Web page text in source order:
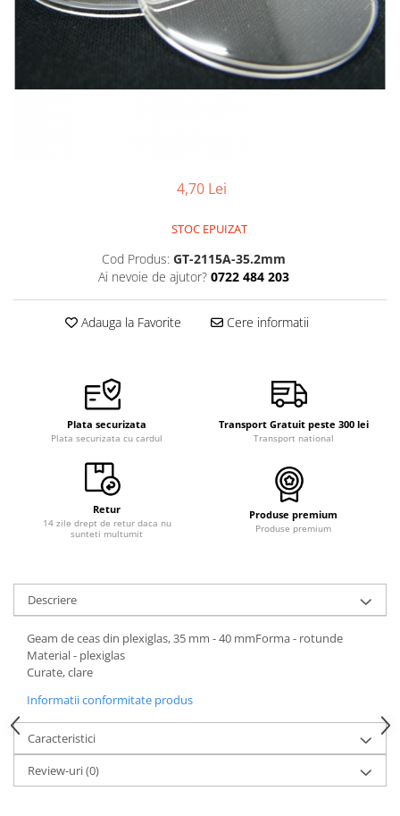
Ceasuri Daniel Klein
Ceasuri Lorus
Ceasuri Reflex
Pensete
Scule Speciale
Suporti de Lucru
4,70 Lei
STOC EPUIZAT
Cod Produs: GT-2115A-35.2mm
Ai nevoie de ajutor? 0722 484 203
Adauga la Favorite Cere informatii
Plata securizata
Plata securizata cu cardul
Transport Gratuit peste 300 lei
Transport national
Retur
14 zile drept de retur daca nu
sunteti multumit
Produse premium
Produse premium
Descriere
Geam de ceas din plexiglas, 35 mm - 40 mmForma - rotunde
Material - plexiglas
Curate, clare
Informatii conformitate produs
Caracteristici
Review-uri(0)